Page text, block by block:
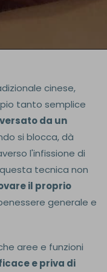
cinese,
tanto semplice
da un
si blocca, dà
l'infissione di
tecnica non
il proprio
generale e
aree e funzioni
e priva di